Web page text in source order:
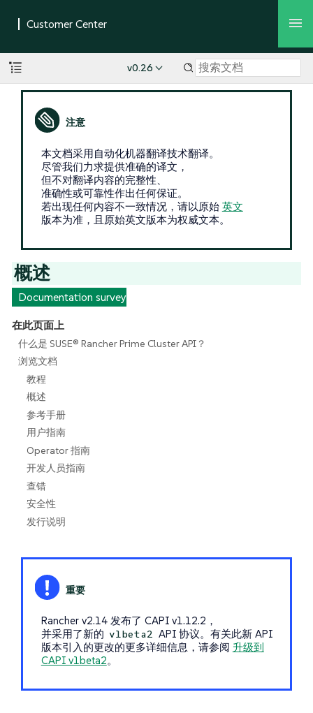
v0.26
本文档采用自动化机器翻译技术翻译。
尽管我们力求提供准确的译文，
但不对翻译内容的完整性、
准确性或可靠性作出任何保证。
若出现任何内容不一致情况，请以原始 英文
版本为准，且原始英文版本为权威文本。
概述
Documentation survey
在此页面上
什么是 SUSE® Rancher Prime Cluster API？
浏览文档
教程
概述
参考手册
用户指南
Operator 指南
开发人员指南
查错
安全性
发行说明
Rancher v2.14 发布了 CAPI v1.12.2，
并采用了新的 v1beta2 API 协议。有关此新 API
版本引入的更改的更多详细信息，请参阅 升级到
CAPI v1beta2。